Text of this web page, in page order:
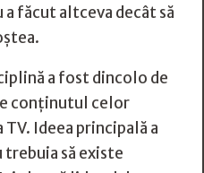
făcut altceva decât să
a fost dincolo de
conținutul celor
Ideea principală a
să existe